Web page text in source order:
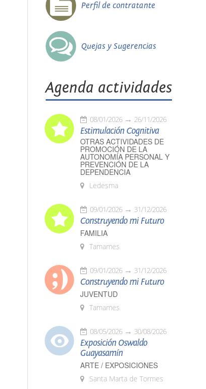
Perfil de contratante
Quejas y Sugerencias
Agenda actividades
08/01/2026 26/11/2026
Estimulación Cognitiva
OTRAS ACTIVIDADES DE
PROMOCIÓN DE LA
AUTONOMÍA PERSONAL Y
PREVENCIÓN DE LA
DEPENDENCIA
Ledesma
09/01/2026 31/12/2026
Construyendo mi Futuro
FAMILIA
Tamames
09/01/2026 31/12/2026
Construyendo mi Futuro
JUVENTUD
Tamames
08/05/2026 30/08/2026
Exposición Oswaldo
Guayasamín
ARTE / EXPOSICIONES
Santa Marta de Tormes